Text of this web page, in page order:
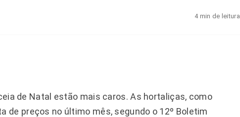
4 min de leitura
de Natal estão mais caros. As hortaliças, como
de preços no último mês, segundo o 12º Boletim